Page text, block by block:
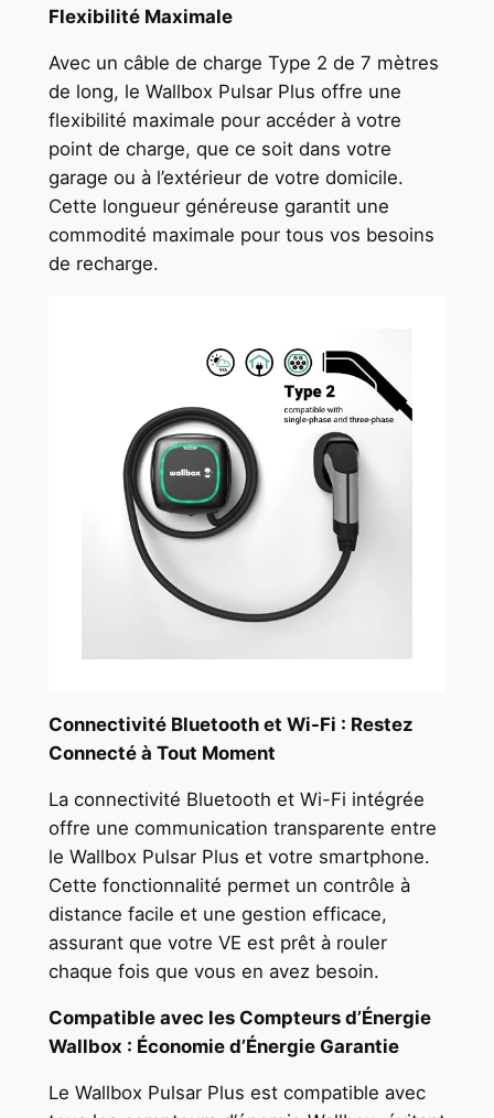
Flexibilité Maximale
Avec un câble de charge Type 2 de 7 mètres
de long, le Wallbox Pulsar Plus offre une
flexibilité maximale pour accéder à votre
point de charge, que ce soit dans votre
garage ou à l’extérieur de votre domicile.
Cette longueur généreuse garantit une
commodité maximale pour tous vos besoins
de recharge.
Connectivité Bluetooth et Wi-Fi : Restez
Connecté à Tout Moment
La connectivité Bluetooth et Wi-Fi intégrée
offre une communication transparente entre
le Wallbox Pulsar Plus et votre smartphone.
Cette fonctionnalité permet un contrôle à
distance facile et une gestion efficace,
assurant que votre VE est prêt à rouler
chaque fois que vous en avez besoin.
Compatible avec les Compteurs d’Énergie
Wallbox : Économie d’Énergie Garantie
Le Wallbox Pulsar Plus est compatible avec